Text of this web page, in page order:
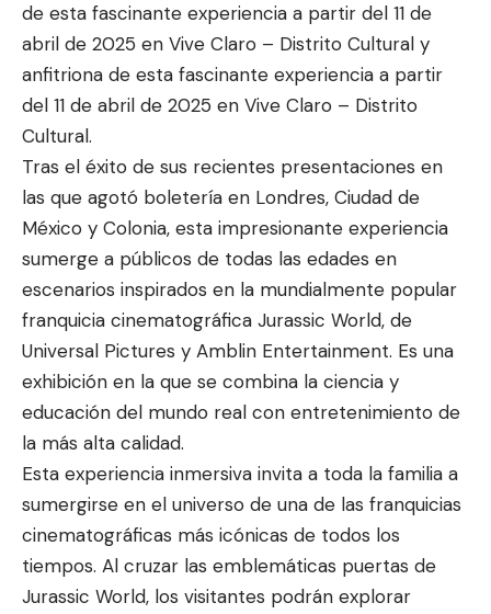
de esta fascinante experiencia a partir del 11 de
abril de 2025 en Vive Claro – Distrito Cultural y
anfitriona de esta fascinante experiencia a partir
del 11 de abril de 2025 en Vive Claro – Distrito
Cultural.
Tras el éxito de sus recientes presentaciones en
las que agotó boletería en Londres, Ciudad de
México y Colonia, esta impresionante experiencia
sumerge a públicos de todas las edades en
escenarios inspirados en la mundialmente popular
franquicia cinematográfica Jurassic World, de
Universal Pictures y Amblin Entertainment. Es una
exhibición en la que se combina la ciencia y
educación del mundo real con entretenimiento de
la más alta calidad.
Esta experiencia inmersiva invita a toda la familia a
sumergirse en el universo de una de las franquicias
cinematográficas más icónicas de todos los
tiempos. Al cruzar las emblemáticas puertas de
Jurassic World, los visitantes podrán explorar